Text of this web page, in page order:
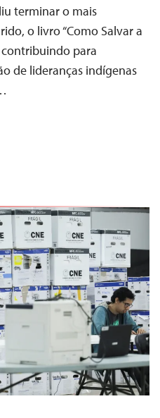
terminar o mais
o livro “Como Salvar a
contribuindo para
de lideranças indígenas